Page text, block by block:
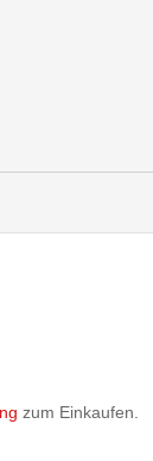
zum Einkaufen.